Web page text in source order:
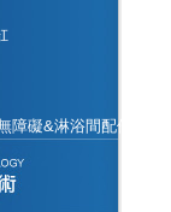
障礙&淋浴間配件